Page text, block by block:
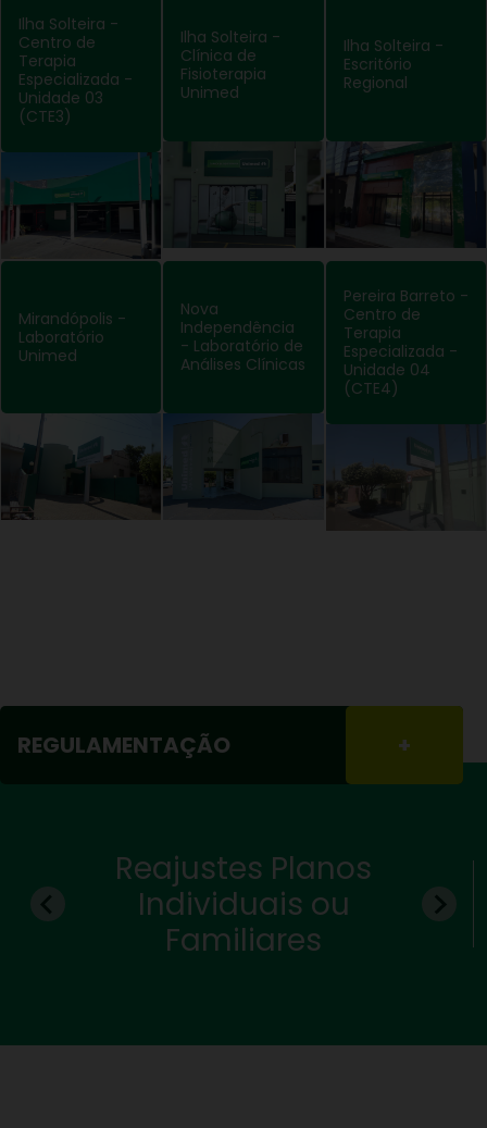
Ilha Solteira -
Centro de
Terapia
Especializada -
Unidade 03
(CTE3)
Ilha Solteira -
Clínica de
Fisioterapia
Unimed
Ilha Solteira -
Escritório
Regional
Mirandópolis -
Laboratório
Unimed
Nova
Independência
- Laboratório de
Análises Clínicas
Pereira Barreto -
Centro de
Terapia
Especializada -
Unidade 04
(CTE4)
REGULAMENTAÇÃO +
Reajustes Planos
Individuais ou
Familiares